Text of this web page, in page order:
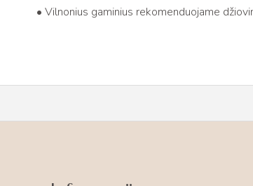
• Vilnonius gaminius rekomenduojame